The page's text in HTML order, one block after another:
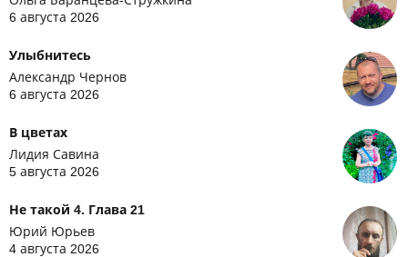
6 августа 2026
Улыбнитесь
Александр Чернов
6 августа 2026
В цветах
Лидия Савина
5 августа 2026
Не такой 4. Глава 21
Юрий Юрьев
4 августа 2026